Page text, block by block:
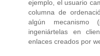
ejemplo, el usuario
columna de
algún mecanismo
ingeniártelas en
enlaces creados por